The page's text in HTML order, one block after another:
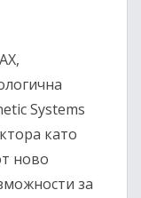
Systems
като
ново
за